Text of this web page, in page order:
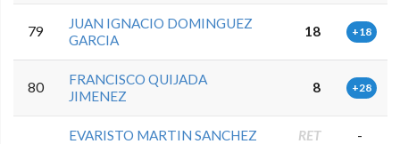
79
JUAN IGNACIO DOMINGUEZ
GARCIA
18 +18
80
FRANCISCO QUIJADA
JIMENEZ
8 +28
EVARISTO MARTIN SANCHEZ RET -